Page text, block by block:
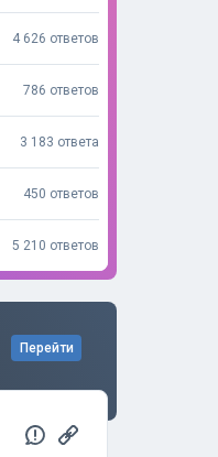
4 626 ответов
786 ответов
3 183 ответа
450 ответов
5 210 ответов
Перейти